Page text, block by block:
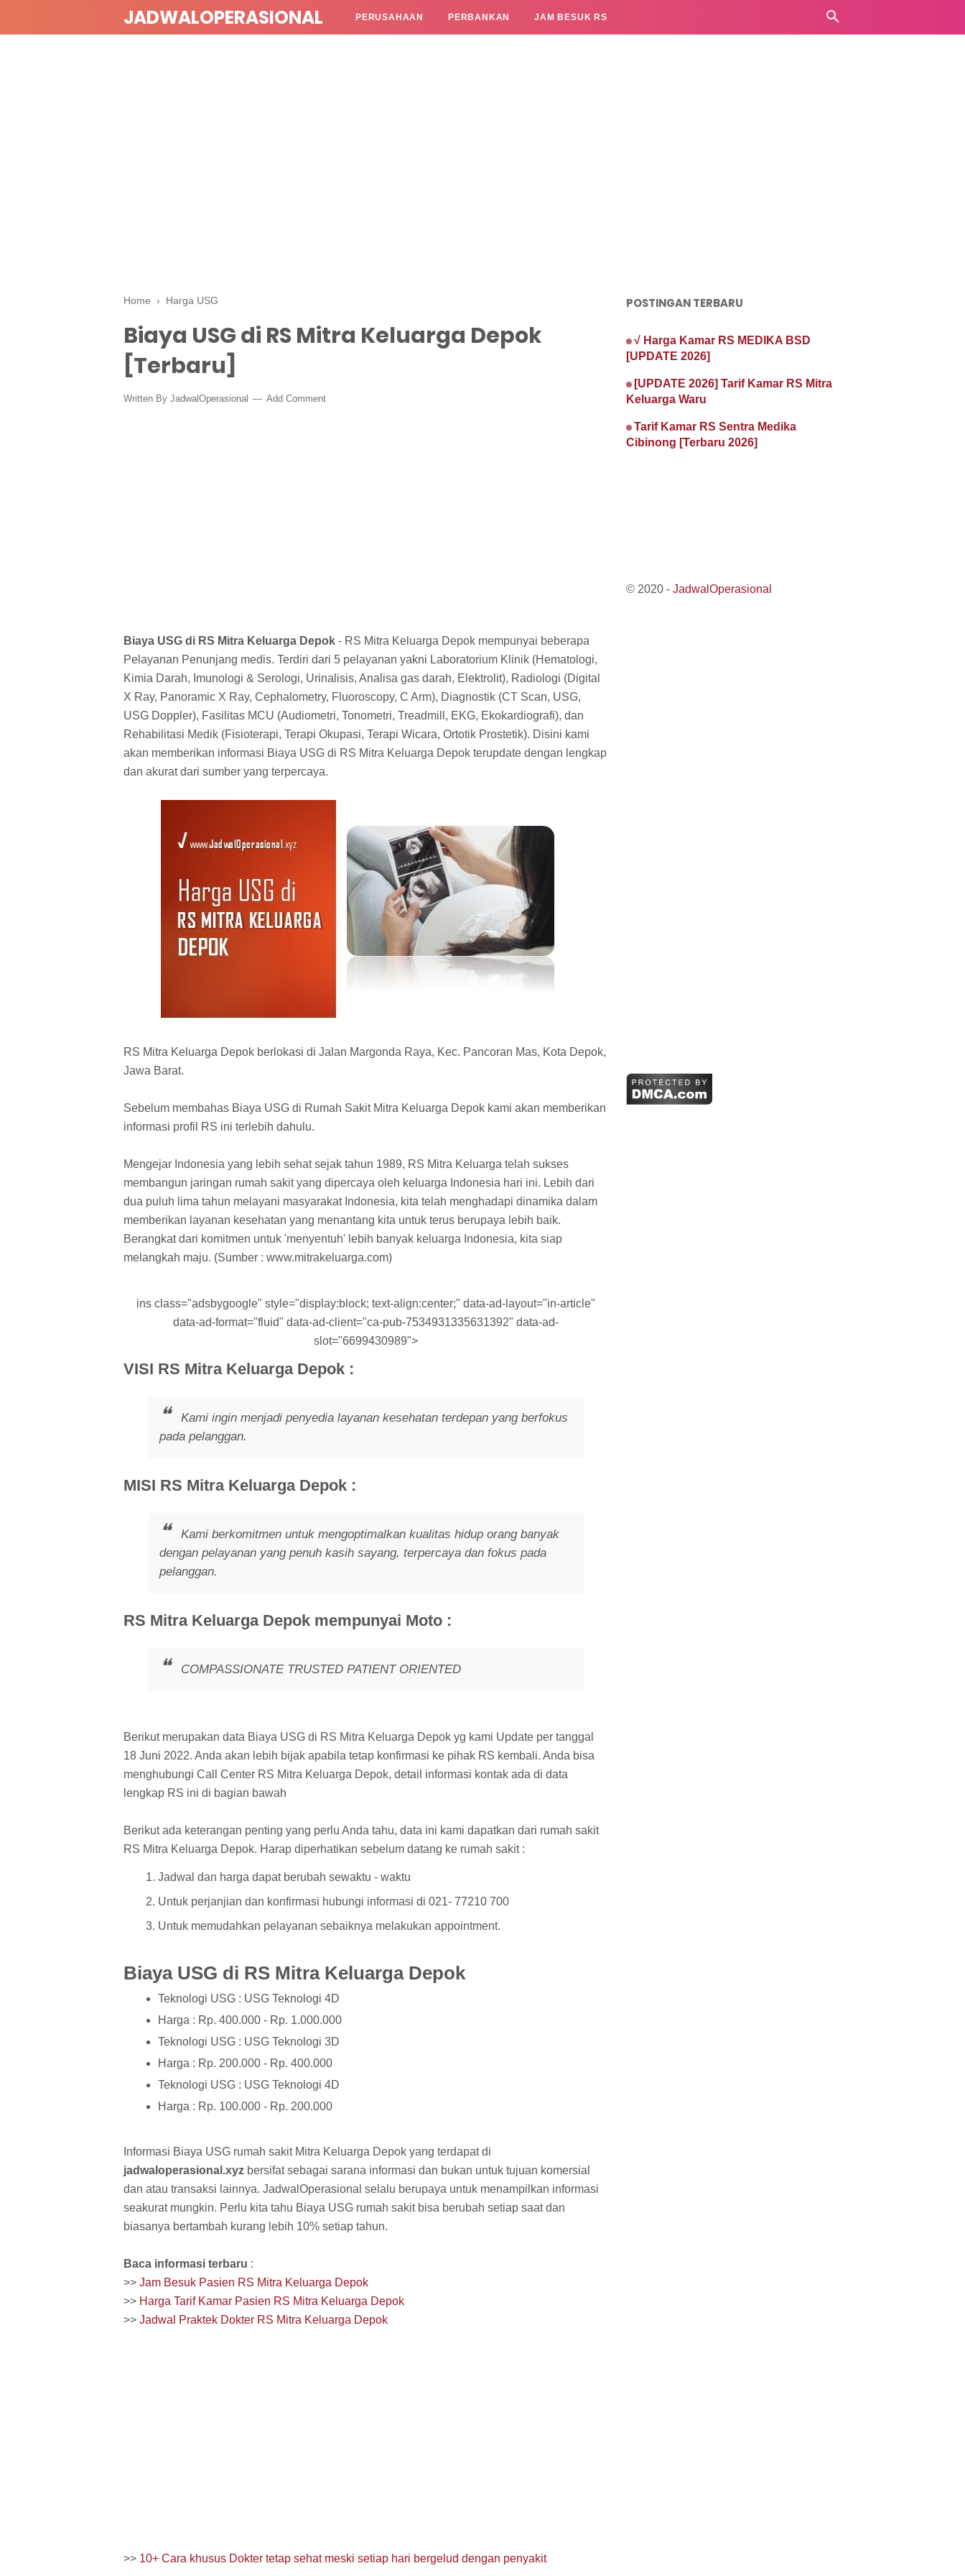
JADWALOPERASIONAL PERUSAHAAN PERBANKAN JAM BESUK RS
Home › Harga USG
Biaya USG di RS Mitra Keluarga Depok
[Terbaru]
Written By JadwalOperasional Add Comment
Biaya USG di RS Mitra Keluarga Depok - RS Mitra Keluarga Depok mempunyai beberapa
Pelayanan Penunjang medis. Terdiri dari 5 pelayanan yakni Laboratorium Klinik (Hematologi,
Kimia Darah, Imunologi & Serologi, Urinalisis, Analisa gas darah, Elektrolit), Radiologi (Digital
X Ray, Panoramic X Ray, Cephalometry, Fluoroscopy, C Arm), Diagnostik (CT Scan, USG,
USG Doppler), Fasilitas MCU (Audiometri, Tonometri, Treadmill, EKG, Ekokardiografi), dan
Rehabilitasi Medik (Fisioterapi, Terapi Okupasi, Terapi Wicara, Ortotik Prostetik). Disini kami
akan memberikan informasi Biaya USG di RS Mitra Keluarga Depok terupdate dengan lengkap
dan akurat dari sumber yang terpercaya.
RS Mitra Keluarga Depok berlokasi di Jalan Margonda Raya, Kec. Pancoran Mas, Kota Depok,
Jawa Barat.
Sebelum membahas Biaya USG di Rumah Sakit Mitra Keluarga Depok kami akan memberikan
informasi profil RS ini terlebih dahulu.
Mengejar Indonesia yang lebih sehat sejak tahun 1989, RS Mitra Keluarga telah sukses
membangun jaringan rumah sakit yang dipercaya oleh keluarga Indonesia hari ini. Lebih dari
dua puluh lima tahun melayani masyarakat Indonesia, kita telah menghadapi dinamika dalam
memberikan layanan kesehatan yang menantang kita untuk terus berupaya lebih baik.
Berangkat dari komitmen untuk 'menyentuh' lebih banyak keluarga Indonesia, kita siap
melangkah maju. (Sumber : www.mitrakeluarga.com)
ins class="adsbygoogle" style="display:block; text-align:center;" data-ad-layout="in-article"
data-ad-format="fluid" data-ad-client="ca-pub-7534931335631392" data-ad-
slot="6699430989">
VISI RS Mitra Keluarga Depok :
Kami ingin menjadi penyedia layanan kesehatan terdepan yang berfokus
pada pelanggan.
MISI RS Mitra Keluarga Depok :
Kami berkomitmen untuk mengoptimalkan kualitas hidup orang banyak
dengan pelayanan yang penuh kasih sayang, terpercaya dan fokus pada
pelanggan.
RS Mitra Keluarga Depok mempunyai Moto :
COMPASSIONATE TRUSTED PATIENT ORIENTED
Berikut merupakan data Biaya USG di RS Mitra Keluarga Depok yg kami Update per tanggal
18 Juni 2022. Anda akan lebih bijak apabila tetap konfirmasi ke pihak RS kembali. Anda bisa
menghubungi Call Center RS Mitra Keluarga Depok, detail informasi kontak ada di data
lengkap RS ini di bagian bawah
Berikut ada keterangan penting yang perlu Anda tahu, data ini kami dapatkan dari rumah sakit
RS Mitra Keluarga Depok. Harap diperhatikan sebelum datang ke rumah sakit :
Jadwal dan harga dapat berubah sewaktu - waktu
Untuk perjanjian dan konfirmasi hubungi informasi di 021- 77210 700
Untuk memudahkan pelayanan sebaiknya melakukan appointment.
Biaya USG di RS Mitra Keluarga Depok
Teknologi USG : USG Teknologi 4D
Harga : Rp. 400.000 - Rp. 1.000.000
Teknologi USG : USG Teknologi 3D
Harga : Rp. 200.000 - Rp. 400.000
Teknologi USG : USG Teknologi 4D
Harga : Rp. 100.000 - Rp. 200.000
Informasi Biaya USG rumah sakit Mitra Keluarga Depok yang terdapat di
jadwaloperasional.xyz bersifat sebagai sarana informasi dan bukan untuk tujuan komersial
dan atau transaksi lainnya. JadwalOperasional selalu berupaya untuk menampilkan informasi
seakurat mungkin. Perlu kita tahu Biaya USG rumah sakit bisa berubah setiap saat dan
biasanya bertambah kurang lebih 10% setiap tahun.
Baca informasi terbaru :
>> Jam Besuk Pasien RS Mitra Keluarga Depok
>> Harga Tarif Kamar Pasien RS Mitra Keluarga Depok
>> Jadwal Praktek Dokter RS Mitra Keluarga Depok
>> 10+ Cara khusus Dokter tetap sehat meski setiap hari bergelud dengan penyakit
POSTINGAN TERBARU
√ Harga Kamar RS MEDIKA BSD
[UPDATE 2026]
[UPDATE 2026] Tarif Kamar RS Mitra
Keluarga Waru
Tarif Kamar RS Sentra Medika
Cibinong [Terbaru 2026]
© 2020 - JadwalOperasional